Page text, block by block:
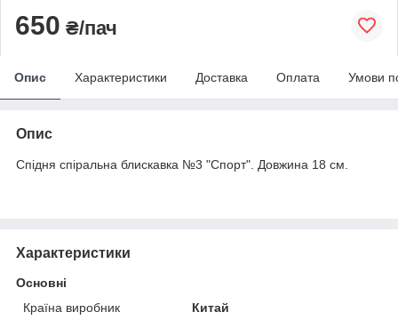
650 ₴/пач
Опис Характеристики Доставка Оплата Умови
Опис
Спідня спіральна блискавка №3 "Спорт". Довжина 18 см.
Характеристики
Основні
Країна виробник
Китай